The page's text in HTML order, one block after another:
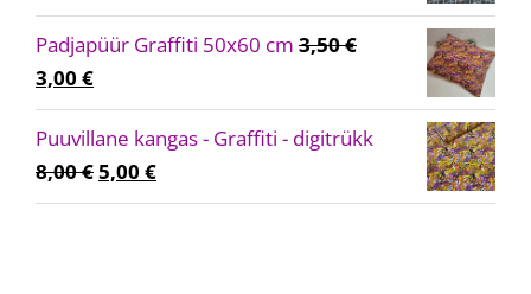
hind
oli:
8,50 €.
price
is:
6,50 €.
Padjapüür Graffiti 50x60 cm 3,50€
Algne
hind
oli:
3,50 €.
3,00 €Current
price
is:
3,00 €.
Puuvillane kangas - Graffiti - digitrükk
8,00€Algne
hind
5,00 €Current
price